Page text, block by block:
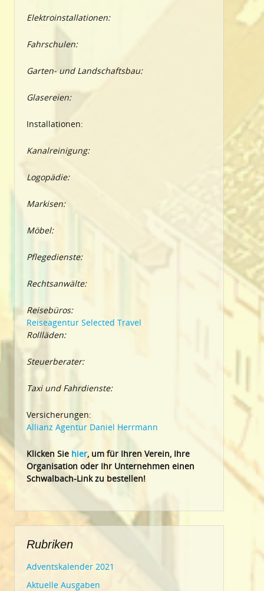
Elektroinstallationen:
Fahrschulen:
Garten- und Landschaftsbau:
Glasereien:
Installationen:
Kanalreinigung:
Logopädie:
Markisen:
Möbel:
Pflegedienste:
Rechtsanwälte:
Reisebüros:
Reiseagentur Selected Travel
Rollläden:
Steuerberater:
Taxi und Fahrdienste:
Versicherungen:
Allianz Agentur Daniel Herrmann
Klicken Sie hier, um für Ihren Verein, Ihre
Organisation oder Ihr Unternehmen einen
Schwalbach-Link zu bestellen!
Rubriken
Adventskalender 2021
Aktuelle Ausgaben